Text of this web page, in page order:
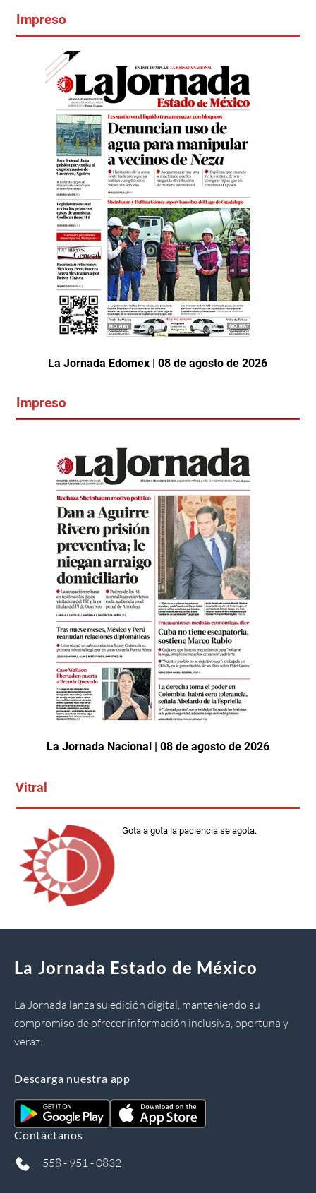
Impreso
La Jornada Edomex | 08 de agosto de 2026
Impreso
La Jornada Nacional | 08 de agosto de 2026
Vitral
Gota a gota la paciencia se agota.
La Jornada Estado de México
La Jornada lanza su edición digital, manteniendo su
compromiso de ofrecer información inclusiva, oportuna y
veraz.
Descarga nuestra app
Contáctanos
558 - 951 - 0832